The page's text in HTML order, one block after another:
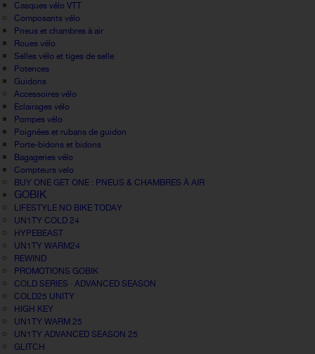
Casques vélo VTT
Composants vélo
Pneus et chambres à air
Roues vélo
Selles vélo et tiges de selle
Potences
Guidons
Accessoires vélo
Eclairages vélo
Pompes vélo
Poignées et rubans de guidon
Porte-bidons et bidons
Bagageries vélo
Compteurs velo
BUY ONE GET ONE : PNEUS & CHAMBRES À AIR
GOBIK
LIFESTYLE NO BIKE TODAY
UN1TY COLD 24
HYPEBEAST
UN1TY WARM24
REWIND
PROMOTIONS GOBIK
COLD SERIES · ADVANCED SEASON
COLD25 UNITY
HIGH KEY
UN1TY WARM 25
UN1TY ADVANCED SEASON 25
GLITCH